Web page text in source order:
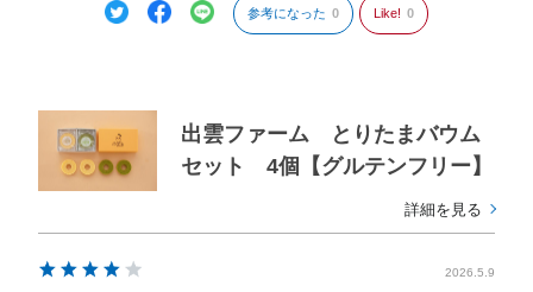
参考になった 0 Like! 0
出雲ファーム とりたまバウム
セット 4個【グルテンフリー】
詳細を見る
2026.5.9